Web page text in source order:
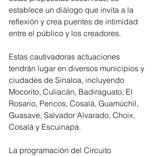
establece un diálogo que invita a la
reflexión y crea puentes de intimidad
entre el público y los creadores.
Estas cautivadoras actuaciones
tendrán lugar en diversos municipios y
ciudades de Sinaloa, incluyendo
Mocorito, Culiacán, Badiraguato, El
Rosario, Pericos, Cosalá, Guamúchil,
Guasave, Salvador Alvarado, Choix,
Cosalá y Escuinapa.
La programación del Circuito